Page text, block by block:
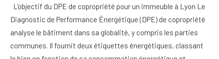
L'objectif du DPE de copropriété pour un immeuble à Lyon Le
Diagnostic de Performance Énergétique (DPE) de copropriété
analyse le bâtiment dans sa globalité, y compris les parties
communes. Il fournit deux étiquettes énergétiques, classant